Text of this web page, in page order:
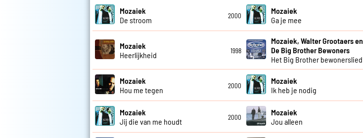
Mozaiek
De stroom
2000
Mozaiek
Ga je mee
Mozaiek
Heerlijkheid
1998
Mozaiek, Walter Grootaers en
De Big Brother Bewoners
Het Big Brother bewonerslied
Mozaiek
Hou me tegen
2000
Mozaiek
Ik heb je nodig
Mozaiek
Jij die van me houdt
2000
Mozaiek
Jou alleen